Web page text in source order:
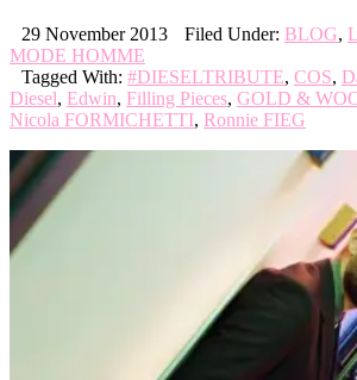
29 November 2013 Filed Under: BLOG,
MODE HOMME
Tagged With: #DIESELTRIBUTE, COS,
Diesel, Edwin, Filling Pieces, GOLD &
Nicola FORMICHETTI, Ronnie FIEG